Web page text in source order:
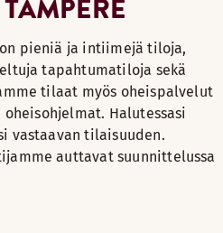
pieniä ja intiimejä tiloja,
tapahtumatiloja sekä
tilaat myös oheispalvelut
Halutessasi
vastaavan tilaisuuden.
auttavat suunnittelussa